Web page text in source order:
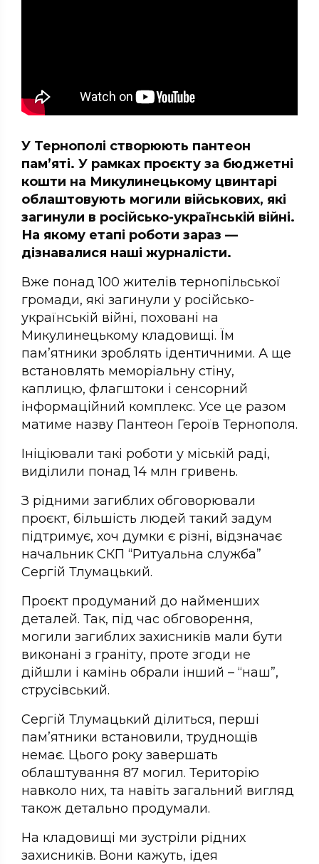
У Тернополі створюють пантеон
пам’яті. У рамках проєкту за бюджетні
кошти на Микулинецькому цвинтарі
облаштовують могили військових, які
загинули в російсько-українській війні.
На якому етапі роботи зараз —
дізнавалися наші журналісти.
Вже понад 100 жителів тернопільської
громади, які загинули у російсько-
українській війні, поховані на
Микулинецькому кладовищі. Їм
пам’ятники зроблять ідентичними. А ще
встановлять меморіальну стіну,
каплицю, флагштоки і сенсорний
інформаційний комплекс. Усе це разом
матиме назву Пантеон Героїв Тернополя.
Ініціювали такі роботи у міській раді,
виділили понад 14 млн гривень.
З рідними загиблих обговорювали
проєкт, більшість людей такий задум
підтримує, хоч думки є різні, відзначає
начальник СКП “Ритуальна служба”
Сергій Тлумацький.
Проєкт продуманий до найменших
деталей. Так, під час обговорення,
могили загиблих захисників мали бути
виконані з граніту, проте згоди не
дійшли і камінь обрали інший – “наш”,
струсівський.
Сергій Тлумацький ділиться, перші
пам’ятники встановили, труднощів
немає. Цього року завершать
облаштування 87 могил. Територію
навколо них, та навіть загальний вигляд
також детально продумали.
На кладовищі ми зустріли рідних
захисників. Вони кажуть, ідея